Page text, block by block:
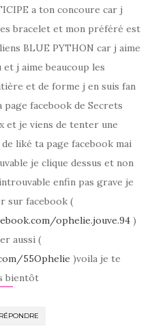
a ton concoure car j
bracelet et mon préféré est
BLUE PYTHON car j aime
et j aime beaucoup les
et de forme j en suis fan
page facebook de Secrets
et je viens de tenter une
liké ta page facebook mai
je clique dessus et non
enfin pas grave je
sur facebook (
ophelie.jouve.94 )
aussi (
55Ophelie )voila je te
bientôt
RÉPONDRE